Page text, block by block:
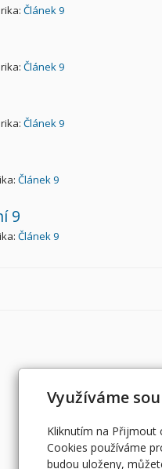
Článek 9
Článek 9
Článek 9
Článek 9
9
Článek 9
Využíváme
Kliknutím na Přijmout
Cookies používáme
budou uloženy,